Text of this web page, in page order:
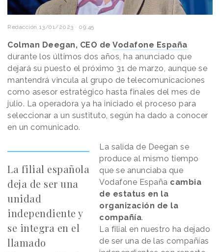
Redacción 13/01/2023 · 09:45
Colman Deegan, CEO de Vodafone España
durante los últimos dos años, ha anunciado que
dejará su puesto el próximo 31 de marzo, aunque se
mantendrá vincula al grupo de telecomunicaciones
como asesor estratégico hasta finales del mes de
julio. La operadora ya ha iniciado el proceso para
seleccionar a un sustituto, según ha dado a conocer
en un comunicado.
La filial española
deja de ser una
unidad
independiente y
se integra en el
llamado
La salida de Deegan se
produce al mismo tiempo
que se anunciaba que
Vodafone España cambia
de estatus en la
organización de la
compañía.
La filial en nuestro ha dejado
de ser una de las compañías